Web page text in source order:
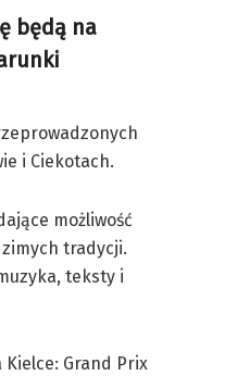
będą na
i Ciekotach.
możliwość
tradycji.
teksty i
Grand Prix